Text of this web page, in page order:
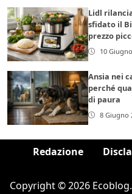
Lidl
sfidato il
prezzo
10
Ansia nei
perché
di paura
8 Giugno
Redazione
Copyright © 2026